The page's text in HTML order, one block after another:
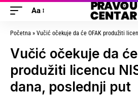
Aa
Početna » Vučić očekuje da će OFAK produžiti licencu
Vučić očekuje da će
produžiti licencu
dana, poslednji put